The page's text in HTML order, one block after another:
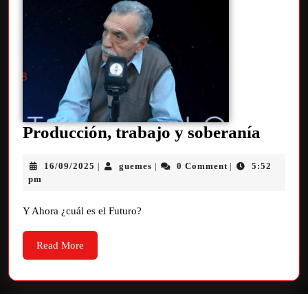
Producción, trabajo y soberanía
16/09/2025 guemes 0 Comment
5:52
pm
Y Ahora ¿cuál es el Futuro?
Read More